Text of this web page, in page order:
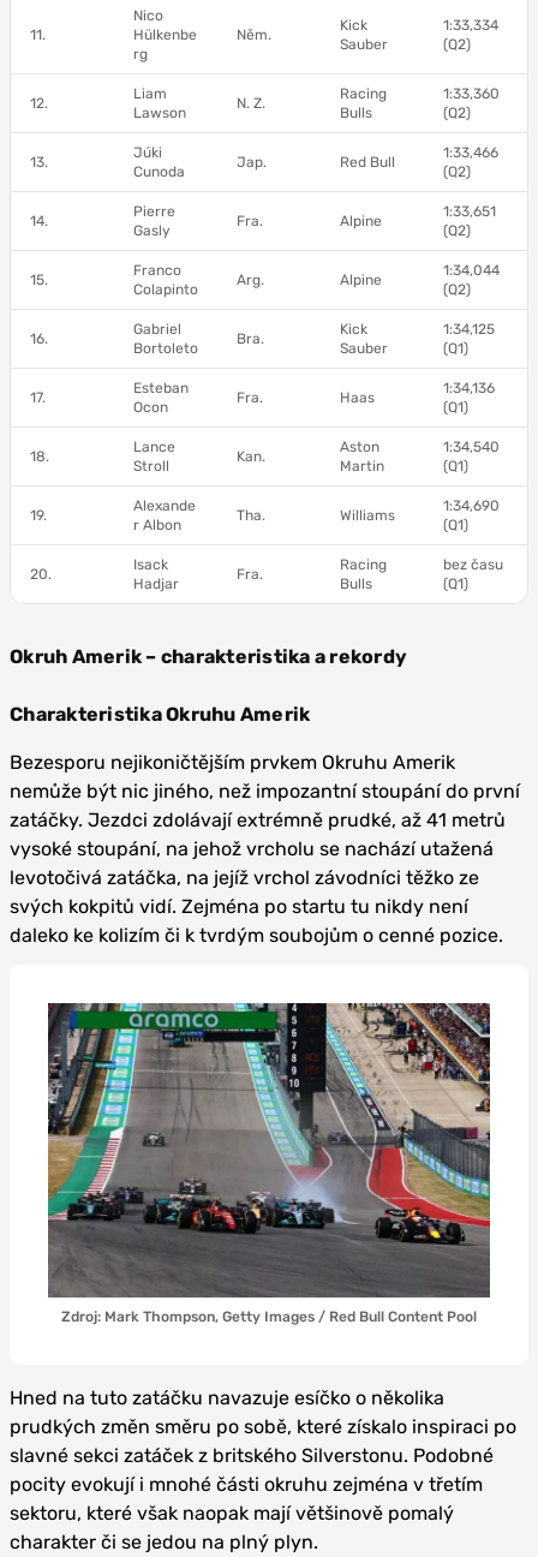
11.
Nico
Hülkenbe
rg
Něm.
Kick
Sauber
1:33,334
(Q2)
12.
Liam
Lawson
N. Z.
Racing
Bulls
1:33,360
(Q2)
13.
Júki
Cunoda
Jap. Red Bull
1:33,466
(Q2)
14.
Pierre
Gasly
Fra. Alpine
1:33,651
(Q2)
15.
Franco
Colapinto
Arg. Alpine
1:34,044
(Q2)
16.
Gabriel
Bortoleto
Bra.
Kick
Sauber
1:34,125
(Q1)
17.
Esteban
Ocon
Fra. Haas
1:34,136
(Q1)
18.
Lance
Stroll
Kan.
Aston
Martin
1:34,540
(Q1)
19.
Alexande
r Albon
Tha. Williams
1:34,690
(Q1)
20.
Isack
Hadjar
Fra.
Racing
Bulls
bez času
(Q1)
Okruh Amerik – charakteristika a rekordy
Charakteristika Okruhu Amerik
Bezesporu nejikoničtějším prvkem Okruhu Amerik
nemůže být nic jiného, než impozantní stoupání do první
zatáčky. Jezdci zdolávají extrémně prudké, až 41 metrů
vysoké stoupání, na jehož vrcholu se nachází utažená
levotočivá zatáčka, na jejíž vrchol závodníci těžko ze
svých kokpitů vidí. Zejména po startu tu nikdy není
daleko ke kolizím či k tvrdým soubojům o cenné pozice.
Zdroj: Mark Thompson, Getty Images / Red Bull Content Pool
Hned na tuto zatáčku navazuje esíčko o několika
prudkých změn směru po sobě, které získalo inspiraci po
slavné sekci zatáček z britského Silverstonu. Podobné
pocity evokují i mnohé části okruhu zejména v třetím
sektoru, které však naopak mají většinově pomalý
charakter či se jedou na plný plyn.